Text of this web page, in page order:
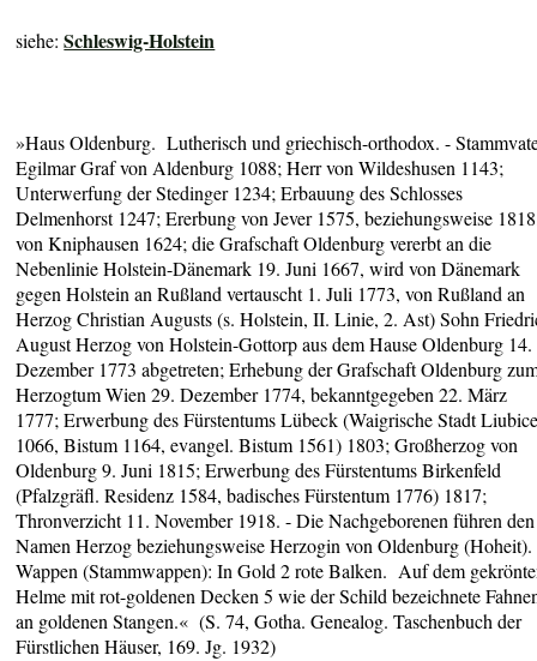
siehe:Schleswig-Holstein
»Haus Oldenburg. Lutherisch und griechisch-orthodox. -
Egilmar Graf von Aldenburg 1088; Herr von Wildeshusen 1143;
Unterwerfung der Stedinger 1234; Erbauung des Schlosses
Delmenhorst 1247; Ererbung von Jever 1575, beziehungsweise
von Kniphausen 1624; die Grafschaft Oldenburg vererbt an die
Nebenlinie Holstein-Dänemark 19. Juni 1667, wird von Dänemark
gegen Holstein an Rußland vertauscht 1. Juli 1773, von Rußland an
Herzog Christian Augusts (s. Holstein, II. Linie, 2. Ast) Sohn
August Herzog von Holstein-Gottorp aus dem Hause Oldenburg 14.
Dezember 1773 abgetreten; Erhebung der Grafschaft Oldenburg
Herzogtum Wien 29. Dezember 1774, bekanntgegeben 22. März
1777; Erwerbung des Fürstentums Lübeck (Waigrische Stadt
1066, Bistum 1164, evangel. Bistum 1561) 1803; Großherzog von
Oldenburg 9. Juni 1815; Erwerbung des Fürstentums Birkenfeld
(Pfalzgräfl. Residenz 1584, badisches Fürstentum 1776) 1817;
Thronverzicht 11. November 1918. - Die Nachgeborenen führen den
Namen Herzog beziehungsweise Herzogin von Oldenburg (Hoheit).
Wappen (Stammwappen): In Gold 2 rote Balken. Auf dem
Helme mit rot-goldenen Decken 5 wie der Schild bezeichnete
an goldenen Stangen.« (S. 74, Gotha. Genealog. Taschenbuch der
Fürstlichen Häuser, 169. Jg. 1932)